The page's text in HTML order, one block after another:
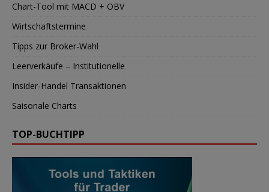
Chart-Tool mit MACD + OBV
Wirtschaftstermine
Tipps zur Broker-Wahl
Leerverkäufe – Institutionelle
Insider-Handel Transaktionen
Saisonale Charts
TOP-BUCHTIPP